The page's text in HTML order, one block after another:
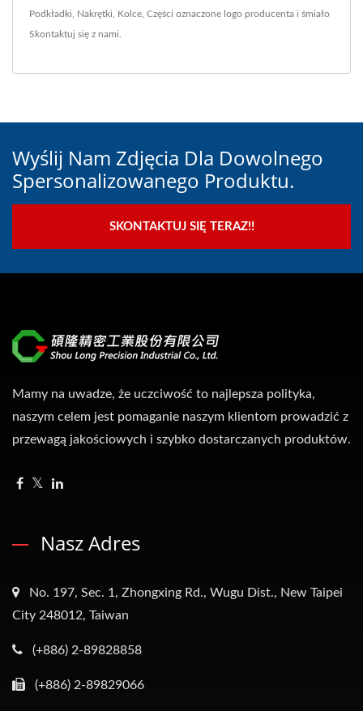
Podkładki Nakrętki Kolce Części oznaczone logo producenta i śmiało
Skontaktuj się z nami
Wyślij Nam Zdjęcia Dla Dowolnego
Spersonalizowanego Produktu.
SKONTAKTUJ SIĘ TERAZ!!
Mamy na uwadze, że uczciwość to najlepsza polityka,
naszym celem jest pomaganie naszym klientom prowadzić z
przewagą jakościowych i szybko dostarczanych produktów.
Nasz Adres
No. 197, Sec. 1, Zhongxing Rd., Wugu Dist., New Taipei
City 248012, Taiwan
(+886) 2-89828858
(+886) 2-89829066